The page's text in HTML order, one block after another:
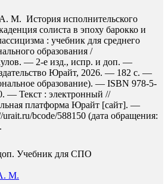
М. История исполнительского
солиста в эпоху барокко и
: учебник для среднего
образования /
— 2-е изд., испр. и доп. —
Юрайт, 2026. — 182 с. —
образование). — ISBN 978-5-
— Текст : электронный //
платформа Юрайт [сайт]. —
bcode/588150 (дата обращения:
Учебник для СПО
М.